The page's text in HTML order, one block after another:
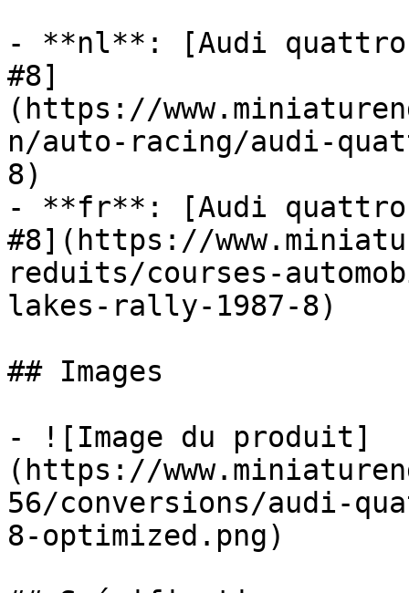
- **nl**: [Audi
#8]
(https://
n/auto-racing/audi-
8)
- **fr**: [Audi quattro,
#8](https://
reduits/courses-
lakes-rally-1987-8)
## Images
- ![Image du produit]
(https://
56/conversions/audi-
8-optimized.png)